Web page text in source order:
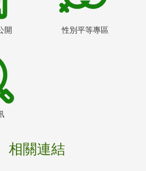
開 性別平等專區
相關連結